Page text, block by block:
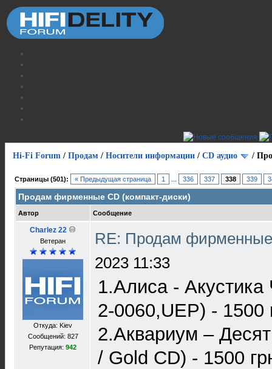
Hi-Fi Forum / Продам / Носители информации / СD аудио /
Страницы (501): « Предыдущая страница 1 336 337 338 339
Продам фирменные CD (компакт-диски)
Автор Сообщение
Charlez 22
Ветеран
Откуда: Kiev
Сообщений: 827
Репутация: 942
RE: Продам
2023 11:33
1.Алиса -
2-0060,UEP) - 1500
2.Аквариум –
/ Gold CD) - 1500